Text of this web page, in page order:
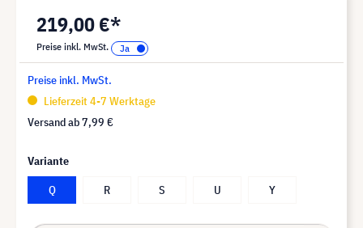
219,00 €*
Preise inkl. MwSt.
Preise inkl. MwSt.
Lieferzeit 4-7 Werktage
Versand ab7,99 €
Variante
Q
R S U Y